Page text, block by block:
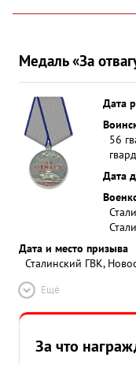
Медаль «За
Дата
56
Дата
Дата и место призыва
Сталинский ГВК,
Ещё
За что